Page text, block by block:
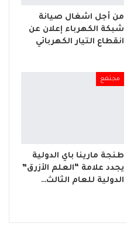
من أجل اشغال صيانة
شبكة الكهرباء إعلان عن
انقطاع التيار الكهربائي
مجتمع
طنجة مارينا باي الدولية
يجدد علامة “العلم الأزرق”
الدولية للعام الثالث…